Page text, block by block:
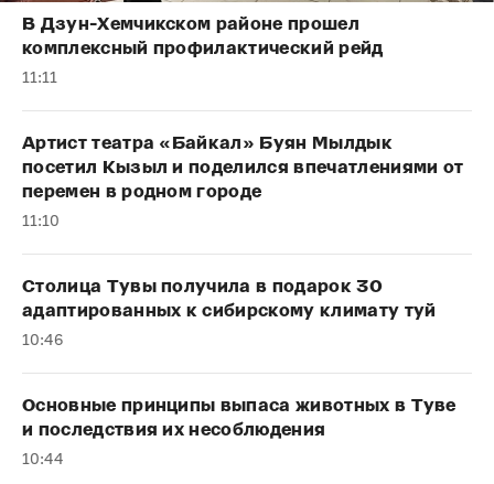
В Дзун-Хемчикском районе прошел
комплексный профилактический рейд
11:11
Артист театра «Байкал» Буян Мылдык
посетил Кызыл и поделился впечатлениями от
перемен в родном городе
11:10
Столица Тувы получила в подарок 30
адаптированных к сибирскому климату туй
10:46
Основные принципы выпаса животных в Туве
и последствия их несоблюдения
10:44